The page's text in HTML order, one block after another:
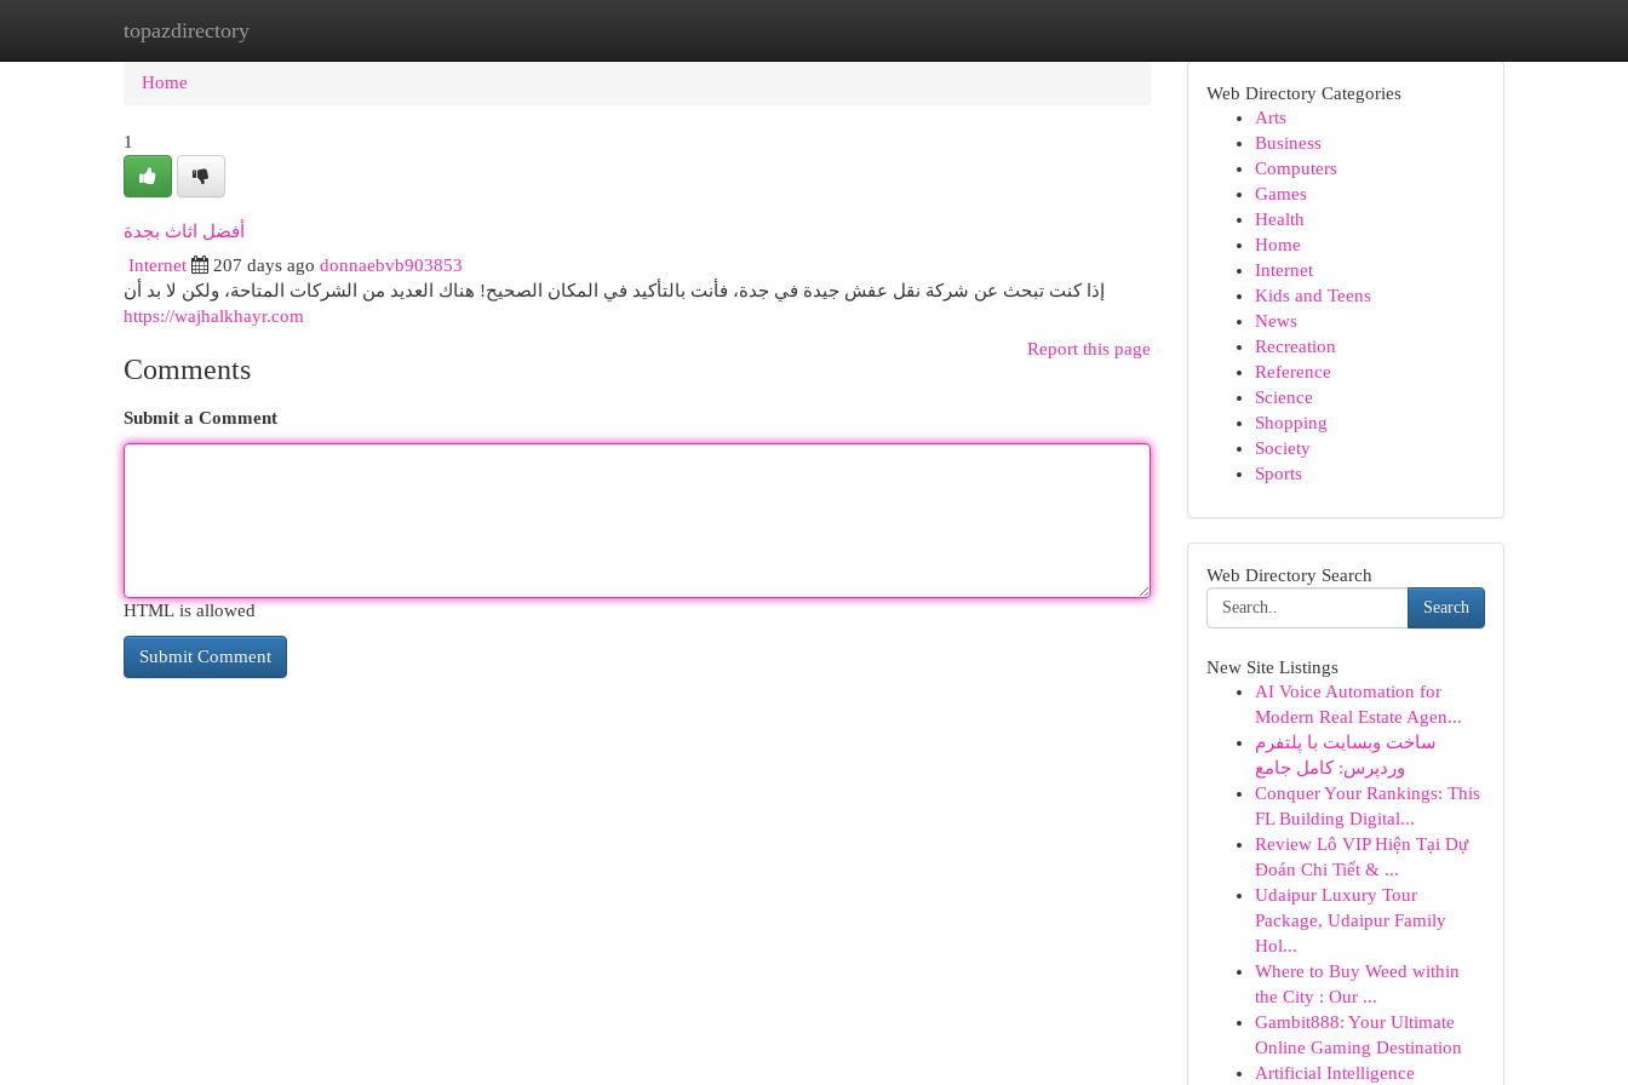
topazdirectory
Home New Site Listings
Home
1
أفضل اثاث بجدة
Internet 207 days ago donnaebvb903853
إذا كنت تبحث عن شركة نقل عفش جيدة في جدة، فأنت بالتأكيد في المكان الصحيح! هناك العديد من الشركات المتاحة، ولكن لا بد أن
https://wajhalkhayr.com
Report this page
Comments
Submit a Comment
HTML is allowed
Web Directory Categories
Arts
Business
Computers
Games
Health
Home
Internet
Kids and Teens
News
Recreation
Reference
Science
Shopping
Society
Sports
Web Directory Search
Search
New Site Listings
AI Voice Automation for
Modern Real Estate Agen...
ساخت وبسایت با پلتفرم
وردپرس: کامل جامع
Conquer Your Rankings: This
FL Building Digital...
Review Lô VIP Hiện Tại Dự
Đoán Chi Tiết & ...
Udaipur Luxury Tour
Package, Udaipur Family
Hol...
Where to Buy Weed within
the City : Our ...
Gambit888: Your Ultimate
Online Gaming Destination
Artificial Intelligence